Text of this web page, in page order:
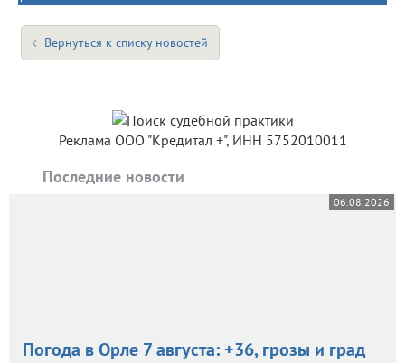
Вернуться к списку новостей
Реклама ООО "Кредитал +", ИНН 5752010011
Последние новости
06.08.2026
Погода в Орле 7 августа: +36, грозы и град